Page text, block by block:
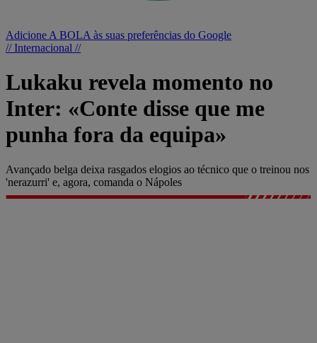
Adicione A BOLA às suas preferências do Google
// Internacional //
Lukaku revela momento no
Inter: «Conte disse que me
punha fora da equipa»
Avançado belga deixa rasgados elogios ao técnico que o treinou nos
'nerazurri' e, agora, comanda o Nápoles